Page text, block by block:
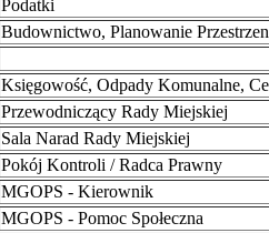
Podatki
Budownictwo, Planowanie
Księgowość, Odpady Komunalne,
Przewodniczący Rady Miejskiej
Sala Narad Rady Miejskiej
Pokój Kontroli / Radca Prawny
MGOPS - Kierownik
MGOPS - Pomoc Społeczna